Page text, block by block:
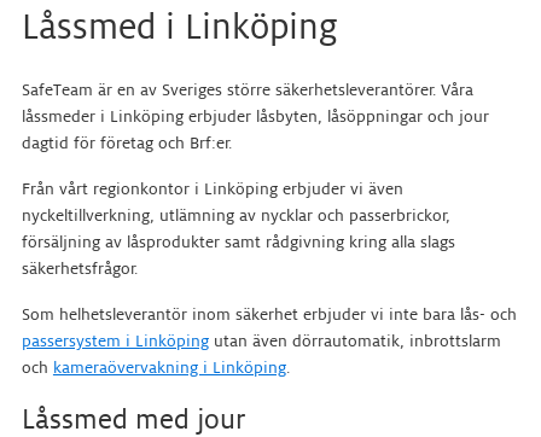
Låssmed i Linköping
SafeTeam är en av Sveriges större säkerhetsleverantörer. Våra
låssmeder i Linköping erbjuder låsbyten, låsöppningar och jour
dagtid för företag och Brf:er.
Från vårt regionkontor i Linköping erbjuder vi även
nyckeltillverkning, utlämning av nycklar och passerbrickor,
försäljning av låsprodukter samt rådgivning kring alla slags
säkerhetsfrågor.
Som helhetsleverantör inom säkerhet erbjuder vi inte bara lås- och
passersystem i Linköpingutan även dörrautomatik, inbrottslarm
och kameraövervakning i Linköping.
Låssmed med jour